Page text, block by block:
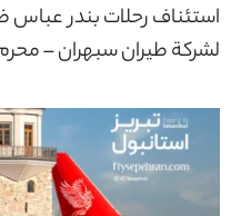
استئناف رحلات بندر عباس
لشركة طيران سبهران – محرم